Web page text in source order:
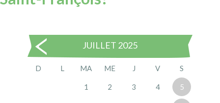
JUILLET 2025
D L MA ME J V S
1 2 3 4 5